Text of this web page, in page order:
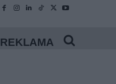
REKLAMA